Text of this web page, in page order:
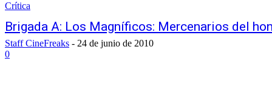
Crítica
Brigada A: Los Magníficos: Mercenarios del
Staff CineFreaks - 24 de junio de 2010
0